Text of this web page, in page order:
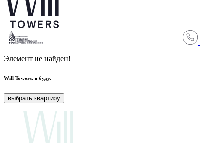
Элемент не найден!
Will Towers. я буду.
выбрать квартиру